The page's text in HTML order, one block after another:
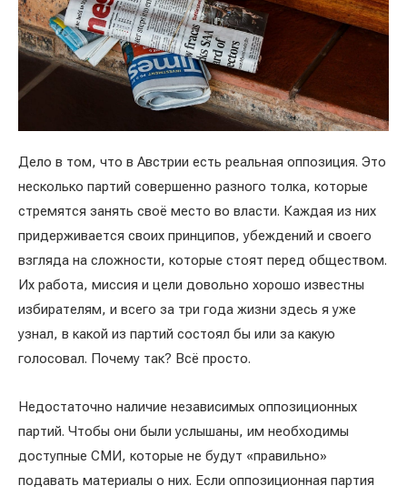
Дело в том, что в Австрии есть реальная оппозиция. Это
несколько партий совершенно разного толка, которые
стремятся занять своё место во власти. Каждая из них
придерживается своих принципов, убеждений и своего
взгляда на сложности, которые стоят перед обществом.
Их работа, миссия и цели довольно хорошо известны
избирателям, и всего за три года жизни здесь я уже
узнал, в какой из партий состоял бы или за какую
голосовал. Почему так? Всё просто.
Недостаточно наличие независимых оппозиционных
партий. Чтобы они были услышаны, им необходимы
доступные СМИ, которые не будут «правильно»
подавать материалы о них. Если оппозиционная партия